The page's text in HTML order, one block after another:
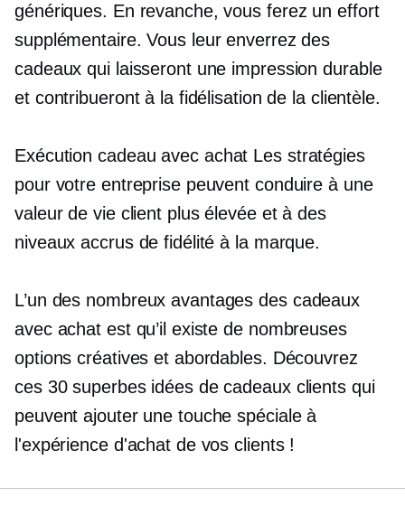
génériques. En revanche, vous ferez un effort
supplémentaire. Vous leur enverrez des
cadeaux qui laisseront une impression durable
et contribueront à la fidélisation de la clientèle.
Exécutioncadeau avec achat Les stratégies
pour votre entreprise peuvent conduire à une
valeur de vie client plus élevée et à des
niveaux accrus de fidélité à la marque.
L’un des nombreux avantages des cadeaux
avec achat est qu’il existe de nombreuses
options créatives et abordables. Découvrez
ces 30 superbes idées de cadeaux clients qui
peuvent ajouter une touche spéciale à
l'expérience d'achat de vos clients !